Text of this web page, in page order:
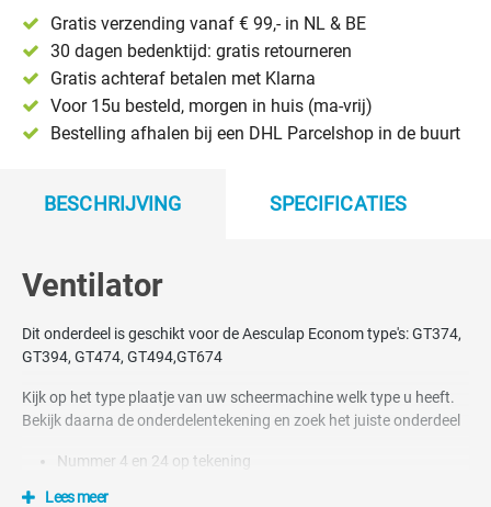
Gratis verzending vanaf € 99,- in NL & BE
30 dagen bedenktijd: gratis retourneren
Gratis achteraf betalen met Klarna
Voor 15u besteld, morgen in huis (ma-vrij)
Bestelling afhalen bij een DHL Parcelshop in de buurt
BESCHRIJVING SPECIFICATIES
Ventilator
Dit onderdeel is geschikt voor de Aesculap Econom type's: GT374,
GT394, GT474, GT494,GT674
Kijk op het type plaatje van uw scheermachine welk type u heeft.
Bekijk daarna de onderdelentekening en zoek het juiste onderdeel
Nummer 4 en 24 op tekening
Lees meer